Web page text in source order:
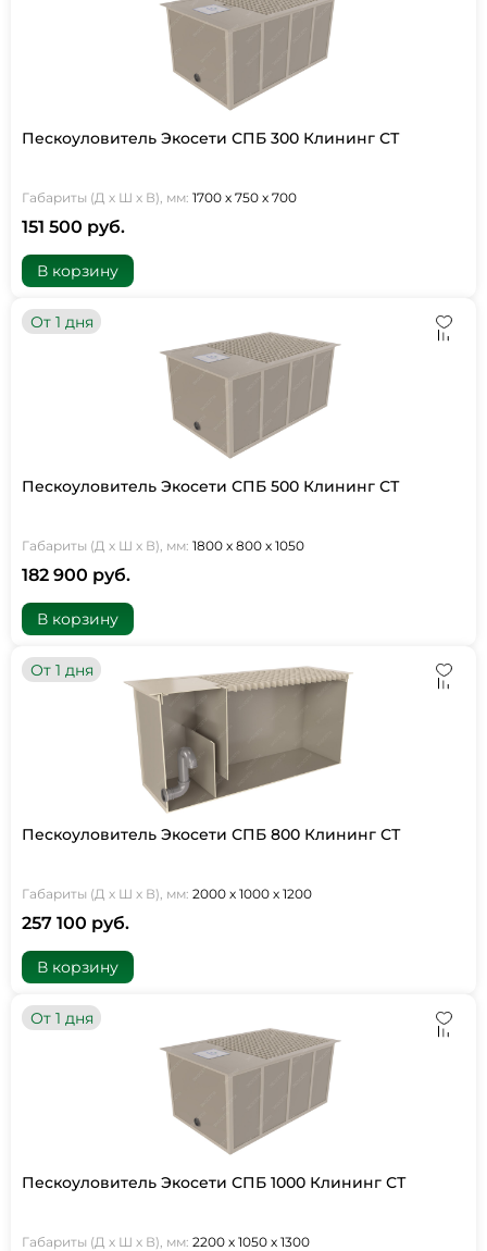
Пескоуловитель Экосети СПБ 300 Клининг СТ
Габариты (Д х Ш х В), мм: 1700 х 750 х 700
151 500 руб.
В корзину
От 1 дня
Пескоуловитель Экосети СПБ 500 Клининг СТ
Габариты (Д х Ш х В), мм: 1800 х 800 х 1050
182 900 руб.
В корзину
От 1 дня
Пескоуловитель Экосети СПБ 800 Клининг СТ
Габариты (Д х Ш х В), мм: 2000 х 1000 х 1200
257 100 руб.
В корзину
От 1 дня
Пескоуловитель Экосети СПБ 1000 Клининг СТ
Габариты (Д х Ш х В), мм: 2200 х 1050 х 1300